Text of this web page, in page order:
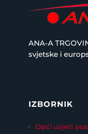
ANA-A
svjetske i
IZBORNIK
Opći uvjeti